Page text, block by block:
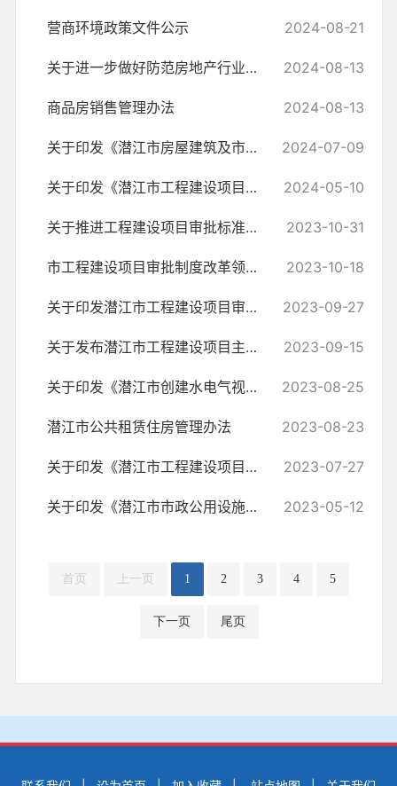
营商环境政策文件公示 2024-08-21
关于进一步做好防范房地产行业非法集资风险工作的通知 2024-08-13
商品房销售管理办法 2024-08-13
关于印发《潜江市房屋建筑及市政基础设施工程施工许可阶段并联审批工作... 2024-07-09
关于印发《潜江市工程建设项目审批告知承诺制实施清单(2024年版)》的通知 2024-05-10
关于推进工程建设项目审批标准化规范化便利化的通知 2023-10-31
市工程建设项目审批制度改革领导小组办公室关于印发《潜江市行政审批中... 2023-10-18
关于印发潜江市工程建设项目审批系统运行规则的通知 2023-09-27
关于发布潜江市工程建设项目主要审批服务事项清单的通知 2023-09-15
关于印发《潜江市创建水电气视网用能要素联动报装的工作方案》的通知 2023-08-25
潜江市公共租赁住房管理办法 2023-08-23
关于印发《潜江市工程建设项目政务服务事项清单(2023版)》的通知 2023-07-27
关于印发《潜江市市政公用设施接入服务协作管理办法(试行)》的通知 2023-05-12
首页 上一页 1 2 3 4 5
下一页 尾页